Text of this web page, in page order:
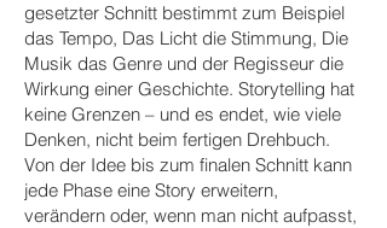
gesetzter Schnitt bestimmt zum Beispiel
das Tempo, Das Licht die Stimmung, Die
Musik das Genre und der Regisseur die
Wirkung einer Geschichte. Storytelling hat
keine Grenzen – und es endet, wie viele
Denken, nicht beim fertigen Drehbuch.
Von der Idee bis zum finalen Schnitt kann
jede Phase eine Story erweitern,
verändern oder, wenn man nicht aufpasst,